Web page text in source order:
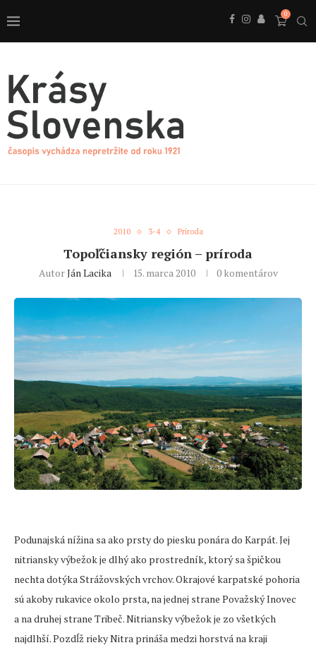
0
2010 3-4 Príroda
Topoľčiansky región – príroda
AutorJán Lacika 15. marca 2010 0 komentárov
Podunajská nížina sa ako prsty do piesku ponára do Karpát. Jej
nitriansky výbežok je dlhý ako prostredník, ktorý sa špičkou
nechta dotýka Strážovských vrchov. Okrajové karpatské pohoria
sú akoby rukavice okolo prsta, na jednej strane Považský Inovec
a na druhej strane Tribeč. Nitriansky výbežok je zo všetkých
najdlhší. Pozdĺž rieky Nitra prináša medzi horstvá na kraji